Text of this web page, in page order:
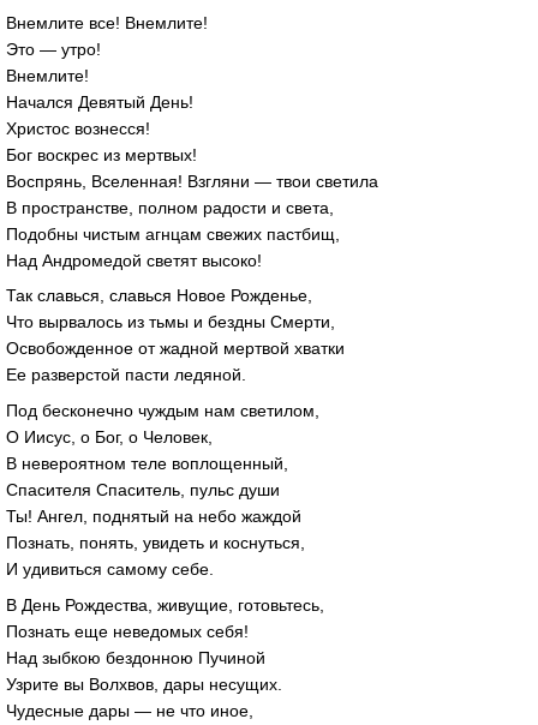
Внемлите все! Внемлите!
Это — утро!
Внемлите!
Начался Девятый День!
Христос вознесся!
Бог воскрес из мертвых!
Воспрянь, Вселенная! Взгляни — твои светила
В пространстве, полном радости и света,
Подобны чистым агнцам свежих пастбищ,
Над Андромедой светят высоко!
Так славься, славься Новое Рожденье,
Что вырвалось из тьмы и бездны Смерти,
Освобожденное от жадной мертвой хватки
Ее разверстой пасти ледяной.
Под бесконечно чуждым нам светилом,
О Иисус, о Бог, о Человек,
В невероятном теле воплощенный,
Спасителя Спаситель, пульс души
Ты! Ангел, поднятый на небо жаждой
Познать, понять, увидеть и коснуться,
И удивиться самому себе.
В День Рождества, живущие, готовьтесь,
Познать еще неведомых себя!
Над зыбкою бездонною Пучиной
Узрите вы Волхвов, дары несущих.
Чудесные дары — не что иное,